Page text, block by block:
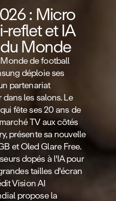
: Micro
et IA
Monde
de football
déploie ses
partenariat
les salons. Le
fête ses 20 ans de
TV aux côtés
présente sa nouvelle
et Oled Glare Free.
dopés à l'IA pour
tailles d'écran
Vision AI
propose la